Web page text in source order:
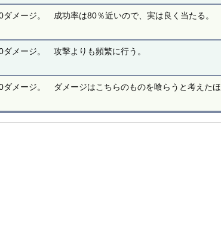
ダメージ。 成功率は80％近いので、実は良く当たる。
ダメージ。 攻撃よりも頻繁に行う。
ダメージ。 ダメージはこちらのものを喰らうと考えたほ